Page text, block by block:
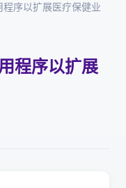
序以扩展医疗保健业
程序以扩展